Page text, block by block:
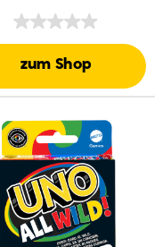
Kartendecks
zum Shop